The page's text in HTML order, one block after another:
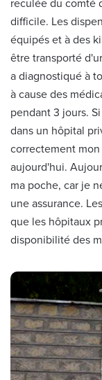
reculée du comté
difficile. Les
équipés et à des
être transporté
a diagnostiqué à
à cause des
pendant 3 jours.
dans un hôpital
correctement
aujourd'hui.
ma poche, car je
une assurance.
que les hôpitaux
disponibilité des